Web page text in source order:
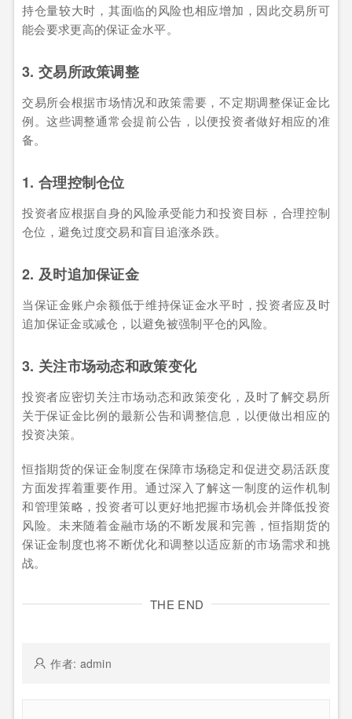
持仓量较大时，其面临的风险也相应增加，因此交易所可
能会要求更高的保证金水平。
3. 交易所政策调整
交易所会根据市场情况和政策需要，不定期调整保证金比
例。这些调整通常会提前公告，以便投资者做好相应的准
备。
1. 合理控制仓位
投资者应根据自身的风险承受能力和投资目标，合理控制
仓位，避免过度交易和盲目追涨杀跌。
2. 及时追加保证金
当保证金账户余额低于维持保证金水平时，投资者应及时
追加保证金或减仓，以避免被强制平仓的风险。
3. 关注市场动态和政策变化
投资者应密切关注市场动态和政策变化，及时了解交易所
关于保证金比例的最新公告和调整信息，以便做出相应的
投资决策。
恒指期货的保证金制度在保障市场稳定和促进交易活跃度
方面发挥着重要作用。通过深入了解这一制度的运作机制
和管理策略，投资者可以更好地把握市场机会并降低投资
风险。未来随着金融市场的不断发展和完善，恒指期货的
保证金制度也将不断优化和调整以适应新的市场需求和挑
战。
THE END
作者: admin